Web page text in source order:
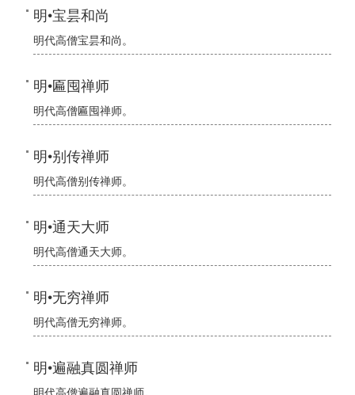
明•宝昙和尚
明代高僧宝昙和尚。
明•匾囤禅师
明代高僧匾囤禅师。
明•别传禅师
明代高僧别传禅师。
明•通天大师
明代高僧通天大师。
明•无穷禅师
明代高僧无穷禅师。
明•遍融真圆禅师
明代高僧遍融真圆禅师。